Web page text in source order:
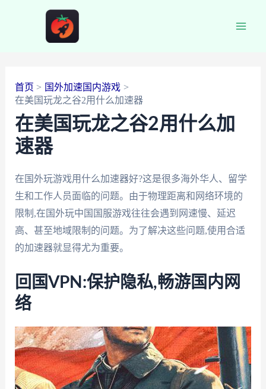
首页
国外加速国内游戏
在美国玩龙之谷2用什么加速器
在美国玩龙之谷2用什么加
速器
在国外玩游戏用什么加速器好?这是很多海外华人、留学
生和工作人员面临的问题。由于物理距离和网络环境的
限制,在国外玩中国国服游戏往往会遇到网速慢、延迟
高、甚至地域限制的问题。为了解决这些问题,使用合适
的加速器就显得尤为重要。
回国VPN:保护隐私,畅游国内网
络